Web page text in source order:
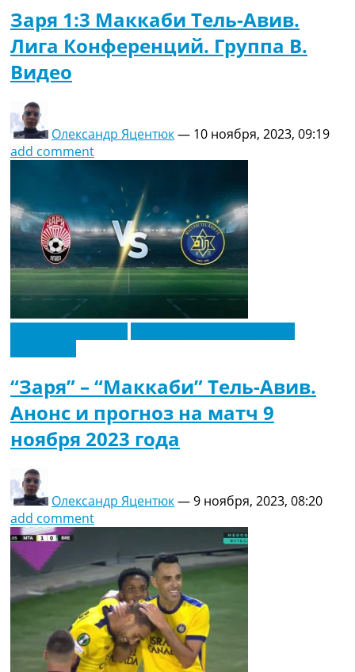
Заря 1:3 Маккаби Тель-Авив.
Лига Конференций. Группа B.
Видео
Олександр Яцентюк— 10 ноября, 2023, 09:19
add comment
“Заря” – “Маккаби” Тель-Авив.
Анонс и прогноз на матч 9
ноября 2023 года
Олександр Яцентюк—9 ноября, 2023, 08:20
add comment